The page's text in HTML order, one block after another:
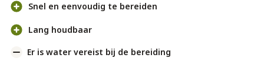
Snel en eenvoudig te bereiden
Lang houdbaar
Er is water vereist bij de bereiding